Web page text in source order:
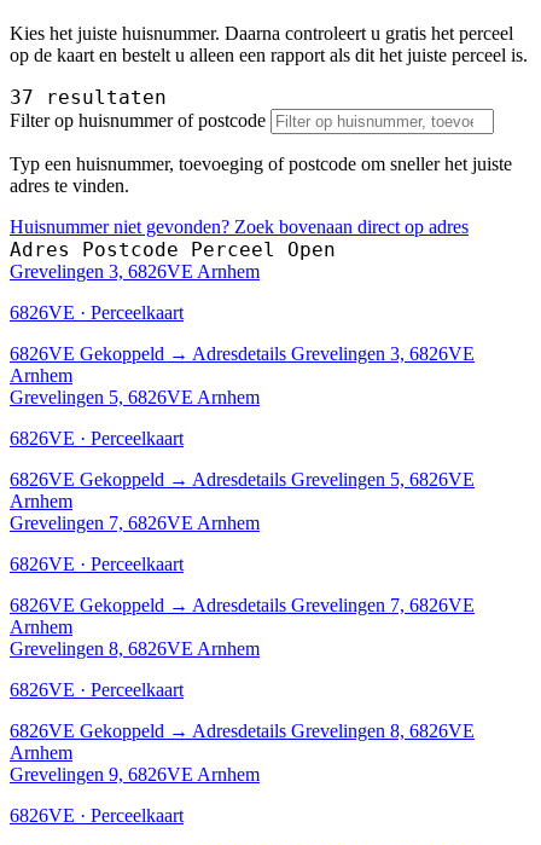
Kies het juiste huisnummer. Daarna controleert u gratis het perceel
op de kaart en bestelt u alleen een rapport als dit het juiste perceel is.
37 resultaten
Filter op huisnummer of postcode
Typ een huisnummer, toevoeging of postcode om sneller het juiste
adres te vinden.
Huisnummer niet gevonden? Zoek bovenaan direct op adres
Adres Postcode Perceel Open
Grevelingen 3, 6826VE Arnhem
6826VE · Perceelkaart
6826VE Gekoppeld → Adresdetails Grevelingen 3, 6826VE
Arnhem
Grevelingen 5, 6826VE Arnhem
6826VE · Perceelkaart
6826VE Gekoppeld → Adresdetails Grevelingen 5, 6826VE
Arnhem
Grevelingen 7, 6826VE Arnhem
6826VE · Perceelkaart
6826VE Gekoppeld → Adresdetails Grevelingen 7, 6826VE
Arnhem
Grevelingen 8, 6826VE Arnhem
6826VE · Perceelkaart
6826VE Gekoppeld → Adresdetails Grevelingen 8, 6826VE
Arnhem
Grevelingen 9, 6826VE Arnhem
6826VE · Perceelkaart